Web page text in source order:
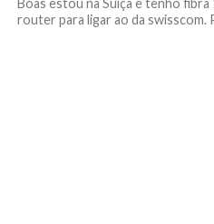
Boas estou na Suíça e tenho
router para ligar ao da swisscom.